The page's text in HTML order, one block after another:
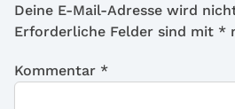
Deine E-Mail-Adresse wird
Erforderliche Felder sind mit *
Kommentar *